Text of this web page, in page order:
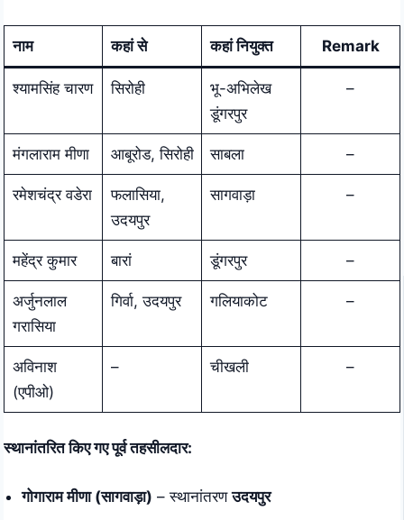
नाम कहां से कहां नियुक्त Remark
श्यामसिंह चारण सिरोही
भू-अभिलेख
डूंगरपुर
–
मंगलाराम मीणा आबूरोड, सिरोही साबला –
रमेशचंद्र वडेरा
फलासिया,
उदयपुर
सागवाड़ा –
महेंद्र कुमार बारां डूंगरपुर –
अर्जुनलाल
गरासिया
गिर्वा, उदयपुर गलियाकोट –
अविनाश
(एपीओ)
– चीखली –
स्थानांतरित किए गए पूर्व तहसीलदार:
गोगाराम मीणा (सागवाड़ा) – स्थानांतरणउदयपुर